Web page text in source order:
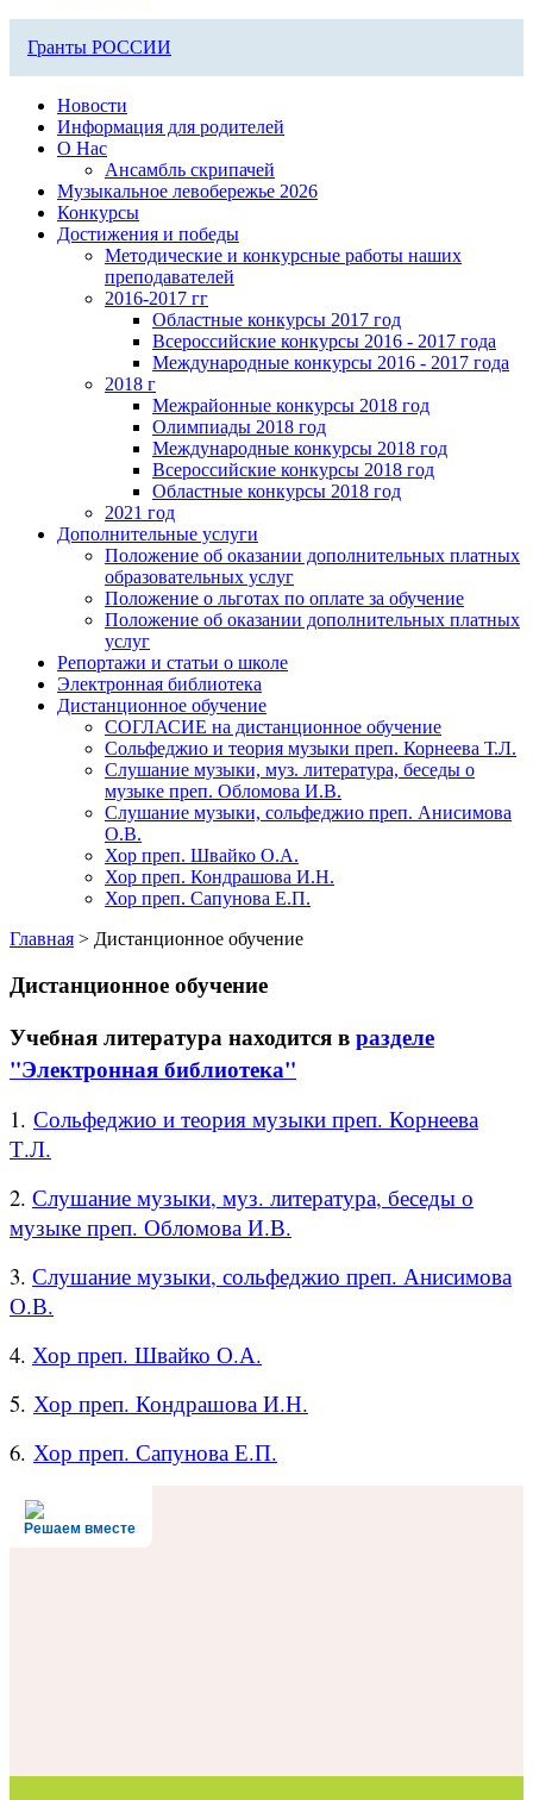
Гранты РОССИИ
Новости
Информация для родителей
О Нас
Ансамбль скрипачей
Музыкальное левобережье 2026
Конкурсы
Достижения и победы
Методические и конкурсные работы наших
преподавателей
2016-2017 гг
Областные конкурсы 2017 год
Всероссийские конкурсы 2016 - 2017 года
Международные конкурсы 2016 - 2017 года
2018 г
Межрайонные конкурсы 2018 год
Олимпиады 2018 год
Международные конкурсы 2018 год
Всероссийские конкурсы 2018 год
Областные конкурсы 2018 год
2021 год
Дополнительные услуги
Положение об оказании дополнительных платных
образовательных услуг
Положение о льготах по оплате за обучение
Положение об оказании дополнительных платных
услуг
Репортажи и статьи о школе
Электронная библиотека
Дистанционное обучение
СОГЛАСИЕ на дистанционное обучение
Сольфеджио и теория музыки преп. Корнеева Т.Л.
Слушание музыки, муз. литература, беседы о
музыке преп. Обломова И.В.
Слушание музыки, сольфеджио преп. Анисимова
О.В.
Хор преп. Швайко О.А.
Хор преп. Кондрашова И.Н.
Хор преп. Сапунова Е.П.
Главная > Дистанционное обучение
Дистанционное обучение
Учебная литература находится вразделе
"Электронная библиотека"
1. Сольфеджио и теория музыки преп. Корнеева
Т.Л.
2. Слушание музыки, муз. литература, беседы о
музыке преп. Обломова И.В.
3. Слушание музыки, сольфеджио преп. Анисимова
О.В.
4. Хор преп. Швайко О.А.
5. Хор преп. Кондрашова И.Н.
6. Хор преп. Сапунова Е.П.
Решаем вместе